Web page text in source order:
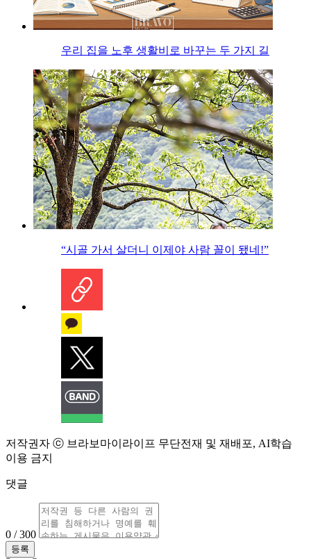
우리 집을 노후 생활비로 바꾸는 두 가지 길
“시골 가서 살더니 이제야 사람 꼴이 됐네!”
저작권자 ⓒ 브라보마이라이프 무단전재 및 재배포, AI학습
이용 금지
댓글
0 / 300